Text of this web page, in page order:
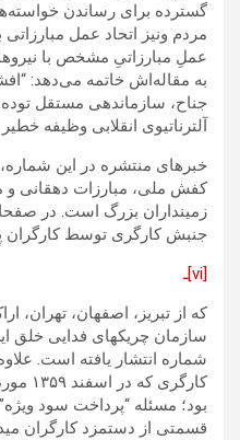
گسترده برای رساندن
مردم ونیز اتحاد عمل
عملِ مبارزاتیِ مشخص با
به مقاله‌اش خاتمه می‌دهد:
جناح، سازماندهی مستقل
آلترناتیوی انقلابی وظیفه
خبرهای منتشره در این
کفش ملی، مبارزات دهقانی و
زمینداران بزرگ است. در
جنبش کارگری توسط کارگران
[vi]ـ
که از تبریز، اصفهان، تهران،
سازمان چریکهای فدایی خلق
شماره انتشار یافته است.
بود؛ مسئله “پرداخت سود
قسمتی از دستمزد کارگران